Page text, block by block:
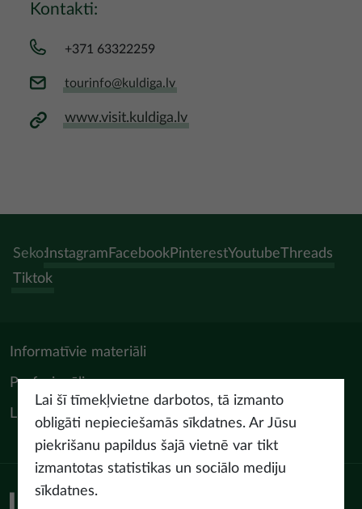
Kontakti:
+371 63322259
tourinfo@kuldiga.lv
www.visit.kuldiga.lv
Seko:Instagram FacebookPinterestYoutubeThreads
Tiktok
Informatīvie materiāli
Profesionāļiem
LIAA Tūrisma departaments
Lai šī tīmekļvietne darbotos, tā izmanto
obligāti nepieciešamās sīkdatnes. Ar Jūsu
piekrišanu papildus šajā vietnē var tikt
izmantotas statistikas un sociālo mediju
sīkdatnes.